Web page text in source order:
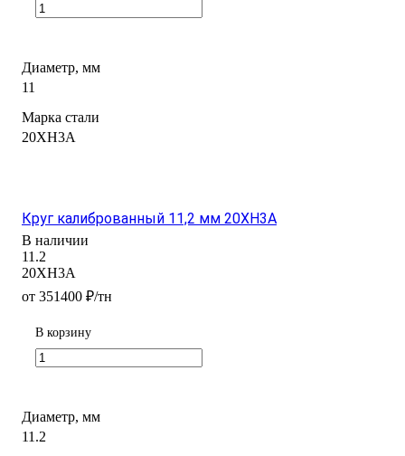
Диаметр, мм
11
Марка стали
20ХН3А
Круг калиброванный 11,2 мм 20ХН3А
В наличии
11.2
20ХН3А
от 351400 ₽/тн
В корзину
Диаметр, мм
11.2